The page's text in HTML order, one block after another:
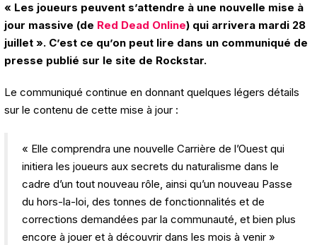
« Les joueurs peuvent s’attendre à une nouvelle mise à
jour massive (de Red Dead Online) qui arrivera mardi 28
juillet ». C’est ce qu’on peut lire dans un communiqué de
presse publié sur le site de Rockstar.
Le communiqué continue en donnant quelques légers détails
sur le contenu de cette mise à jour :
« Elle comprendra une nouvelle Carrière de l’Ouest qui
initiera les joueurs aux secrets du naturalisme dans le
cadre d’un tout nouveau rôle, ainsi qu’un nouveau Passe
du hors-la-loi, des tonnes de fonctionnalités et de
corrections demandées par la communauté, et bien plus
encore à jouer et à découvrir dans les mois à venir »